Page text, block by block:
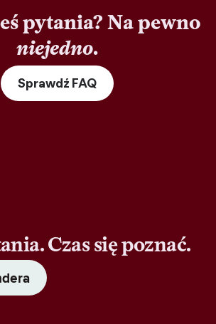
pytania? Na pewno
niejedno.
Sprawdź FAQ
Czas się poznać.